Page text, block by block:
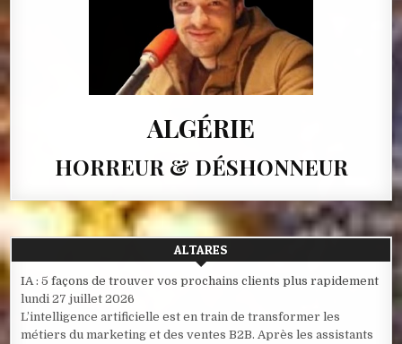
ALGÉRIE
HORREUR & DÉSHONNEUR
ALTARES
IA : 5 façons de trouver vos prochains clients plus rapidement
lundi 27 juillet 2026
L’intelligence artificielle est en train de transformer les
métiers du marketing et des ventes B2B. Après les assistants